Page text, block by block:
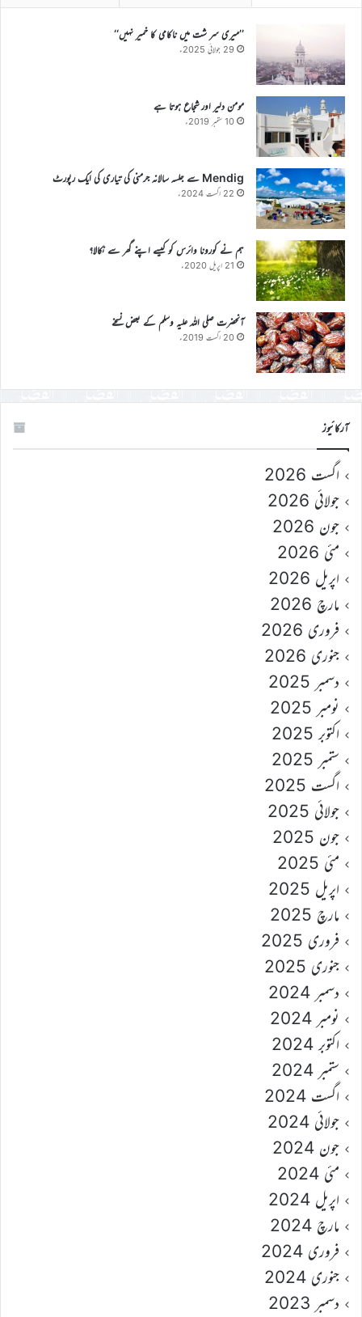
’’میری سر شت میں ناکامی کا خمیر نہیں‘‘
29 جولائی 2025ء
مومن دلیر اور شجاع ہوتا ہے
10 ستمبر 2019ء
Mendig سے جلسہ سالانہ جرمنی کی تیاری کی ایک رپورٹ
22 اگست 2024ء
ہم نے کورونا وائرس کو کیسے اپنے گھر سے نکالا؟
21 اپریل 2020ء
آنحضرت صلی اللہ علیہ وسلم کے بعض نسخے
20 اگست 2019ء
آرکائیوز
اگست 2026
جولائی 2026
جون 2026
مئی 2026
اپریل 2026
مارچ 2026
فروری 2026
جنوری 2026
دسمبر 2025
نومبر 2025
اکتوبر 2025
ستمبر 2025
اگست 2025
جولائی 2025
جون 2025
مئی 2025
اپریل 2025
مارچ 2025
فروری 2025
جنوری 2025
دسمبر 2024
نومبر 2024
اکتوبر 2024
ستمبر 2024
اگست 2024
جولائی 2024
جون 2024
مئی 2024
اپریل 2024
مارچ 2024
فروری 2024
جنوری 2024
دسمبر 2023